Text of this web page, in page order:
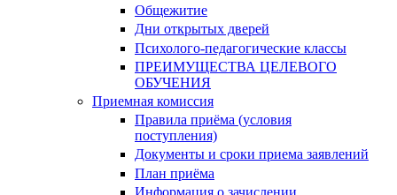
Общежитие
Дни открытых дверей
Психолого-педагогические классы
ПРЕИМУЩЕСТВА ЦЕЛЕВОГО
ОБУЧЕНИЯ
Приемная комиссия
Правила приёма (условия
поступления)
Документы и сроки приема заявлений
План приёма
Информация о зачислении